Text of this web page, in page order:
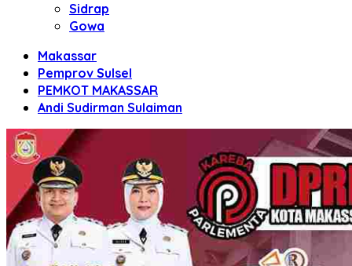
Sidrap
Gowa
Makassar
Pemprov Sulsel
PEMKOT MAKASSAR
Andi Sudirman Sulaiman